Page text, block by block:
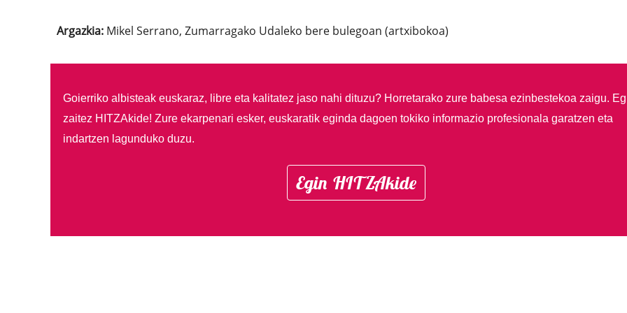
Argazkia: Mikel Serrano, Zumarragako Udaleko bere bulegoan (artxibokoa)
Goierriko albisteak euskaraz, libre eta kalitatez jaso nahi dituzu? Horretarako zure babesa ezinbestekoa zaigu.
zaitez HITZAkide! Zure ekarpenari esker, euskaratik eginda dagoen tokiko informazio profesionala garatzen eta
indartzen lagunduko duzu.
Egin HITZAkide